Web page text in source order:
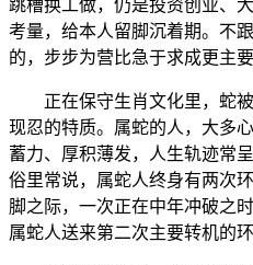
跳槽换工做，仍是投资创业、
考量，给本人留脚沉着期。不
的，步步为营比急于求成更主要
正在保守生肖文化里，蛇被
现忍的特质。属蛇的人，大多
蓄力、厚积薄发，人生轨迹常
俗里常说，属蛇人终身有两次
脚之际，一次正在中年冲破之
属蛇人送来第二次主要转机的